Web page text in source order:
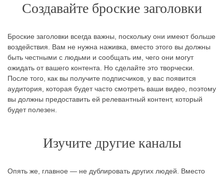
Создавайте броские заголовки
Броские заголовки всегда важны, поскольку они имеют больше
воздействия. Вам не нужна наживка, вместо этого вы должны
быть честными с людьми и сообщать им, чего они могут
ожидать от вашего контента. Но сделайте это творчески.
После того, как вы получите подписчиков, у вас появится
аудитория, которая будет часто смотреть ваши видео, поэтому
вы должны предоставить ей релевантный контент, который
будет полезен.
Изучите другие каналы
Опять же, главное — не дублировать других людей. Вместо